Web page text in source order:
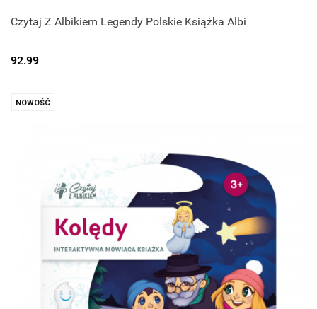
Czytaj Z Albikiem Legendy Polskie Książka Albi
92.99
NOWOŚĆ